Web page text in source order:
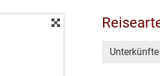
Unterkünfte